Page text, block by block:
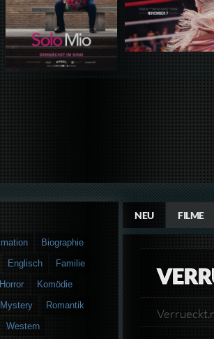
NEU FILME
Biographie
Englisch
Familie
Horror
Komödie
Mystery
Romantik
Western